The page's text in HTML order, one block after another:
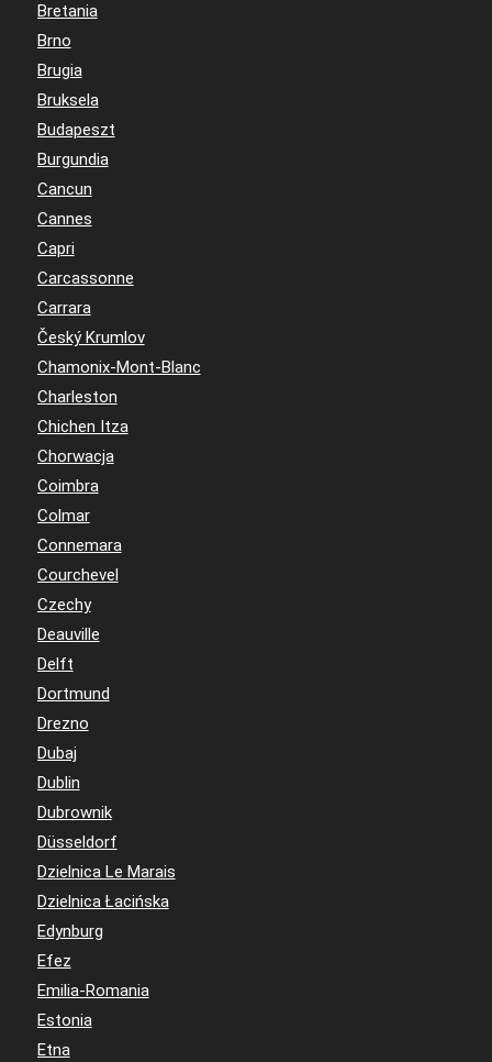
Bretania
Brno
Brugia
Bruksela
Budapeszt
Burgundia
Cancun
Cannes
Capri
Carcassonne
Carrara
Český Krumlov
Chamonix-Mont-Blanc
Charleston
Chichen Itza
Chorwacja
Coimbra
Colmar
Connemara
Courchevel
Czechy
Deauville
Delft
Dortmund
Drezno
Dubaj
Dublin
Dubrownik
Düsseldorf
Dzielnica Le Marais
Dzielnica Łacińska
Edynburg
Efez
Emilia-Romania
Estonia
Etna